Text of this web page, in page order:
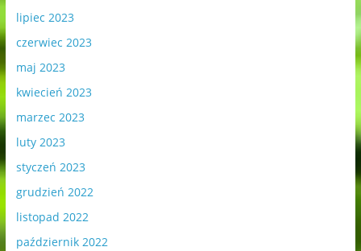
lipiec 2023
czerwiec 2023
maj 2023
kwiecień 2023
marzec 2023
luty 2023
styczeń 2023
grudzień 2022
listopad 2022
październik 2022